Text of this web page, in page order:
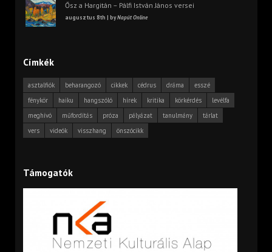
Ősz a Hargitán – Pálfi István János versei
augusztus 8th | byNapút Online
Címkék
asztalfiók beharangozó cikkek cédrus dráma
esszé
fénykör
haiku hangszóló hírek kritika körkérdés
levélfa
meghívó
műfordítás próza pályázat tanulmány
tárlat
vers
videók visszhang önszócikk
Támogatók